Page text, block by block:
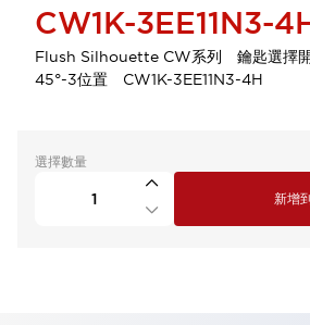
CW1K-3EE11N3-
Flush Silhouette CW系列 鑰匙選擇
45°-3位置 CW1K-3EE11N3-4H
選擇數量
新增